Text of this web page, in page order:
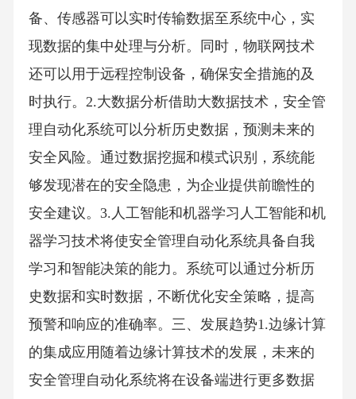
备、传感器可以实时传输数据至系统中心，实
现数据的集中处理与分析。同时，物联网技术
还可以用于远程控制设备，确保安全措施的及
时执行。2.大数据分析借助大数据技术，安全管
理自动化系统可以分析历史数据，预测未来的
安全风险。通过数据挖掘和模式识别，系统能
够发现潜在的安全隐患，为企业提供前瞻性的
安全建议。3.人工智能和机器学习人工智能和机
器学习技术将使安全管理自动化系统具备自我
学习和智能决策的能力。系统可以通过分析历
史数据和实时数据，不断优化安全策略，提高
预警和响应的准确率。三、发展趋势1.边缘计算
的集成应用随着边缘计算技术的发展，未来的
安全管理自动化系统将在设备端进行更多数据